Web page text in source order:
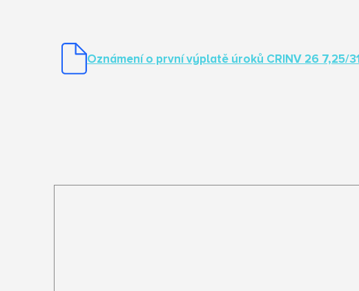
Oznámení o první výplatě úroků CRINV 26 7,25/31